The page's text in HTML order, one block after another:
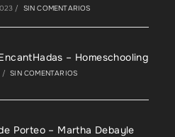
/ SIN COMENTARIOS
– Homeschooling
/ SIN COMENTARIOS
Porteo – Martha Debayle